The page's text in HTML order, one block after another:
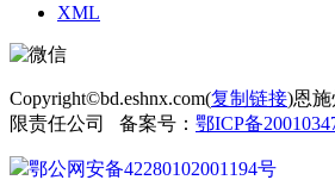
XML
Copyright©bd.eshnx.com(复制链接)恩
限责任公司 备案号： 鄂ICP备
鄂公网安备42280102001194号